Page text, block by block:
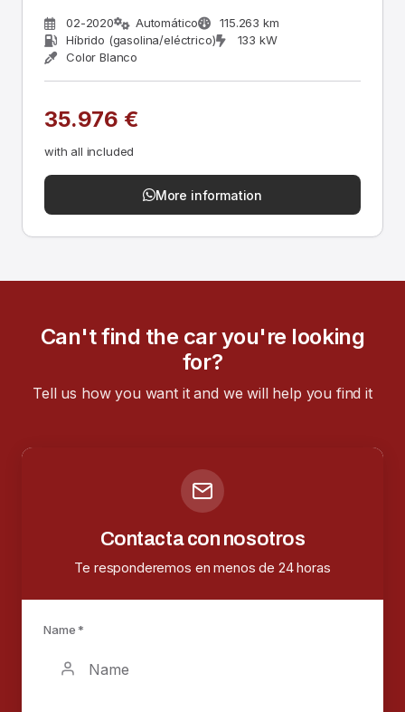
02-2020 Automático
115.263 km
Híbrido (gasolina/eléctrico)
133 kW
Color Blanco
35.976 €
with all included
More information
Can't find the car you're looking
for?
Tell us how you want it and we will help you find it
Contacta con nosotros
Te responderemos en menos de 24 horas
Name *